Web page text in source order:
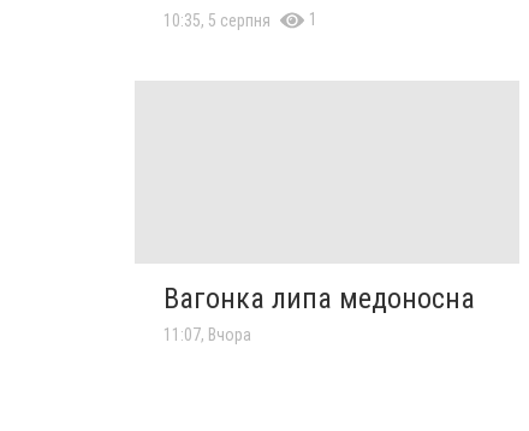
10:35, 5 серпня 1
Вагонка липа медоносна
11:07, Вчора